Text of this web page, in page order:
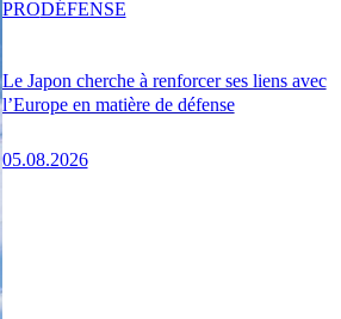
Le Japon cherche à renforcer ses liens avec
l’Europe en matière de défense
05.08.2026
PRODÉFENSE